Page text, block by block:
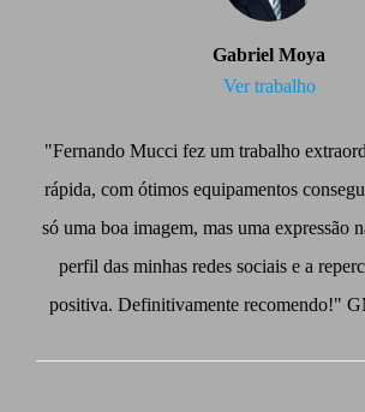
"Fernando Mucci fez um trabalho
rápida, com ótimos equipamentos
só uma boa imagem, mas uma expressão
perfil das minhas redes sociais e a
positiva. Definitivamente recomendo!"
Gabriel Moya
Ver trabalho